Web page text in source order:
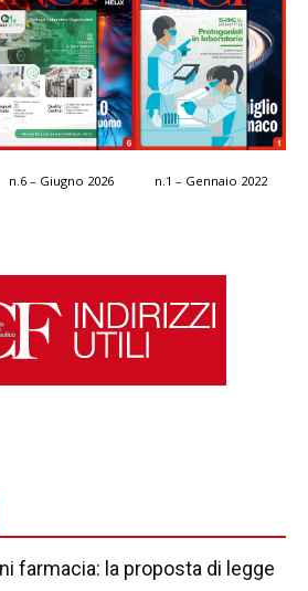
n.6 – Giugno 2026 n.1 – Gennaio 2022
farmacia: la proposta di legge